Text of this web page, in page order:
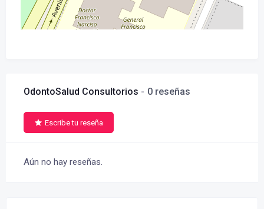
OdontoSalud Consultorios 0 reseñas
Escribe tu reseña
Aún no hay reseñas.